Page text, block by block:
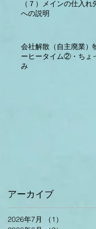
（７）メインの仕入れ
への説明
会社解散（自主廃業
ーヒータイム②・ちょ
み
アーカイブ
2026年7月 （1）